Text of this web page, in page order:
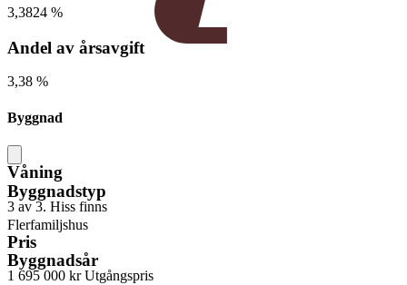
Våning
3 av 3. Hiss finns
Pris
1 695 000 kr Utgångspris
3,3824 %
Andel av årsavgift
3,38 %
Byggnad
Byggnadstyp
Flerfamiljshus
Byggnadsår